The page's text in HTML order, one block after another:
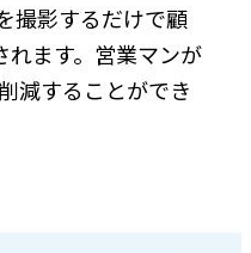
撮影するだけで顧
れます。営業マンが
減することができ